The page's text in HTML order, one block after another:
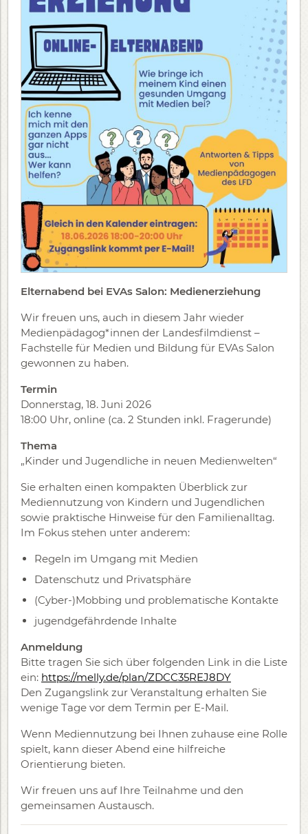
Elternabend bei EVAs Salon: Medienerziehung
Wir freuen uns, auch in diesem Jahr wieder
Medienpädagog*innen der Landesfilmdienst –
Fachstelle für Medien und Bildung für EVAs Salon
gewonnen zu haben.
Termin
Donnerstag, 18. Juni 2026
18:00 Uhr, online (ca. 2 Stunden inkl. Fragerunde)
Thema
„Kinder und Jugendliche in neuen Medienwelten“
Sie erhalten einen kompakten Überblick zur
Mediennutzung von Kindern und Jugendlichen
sowie praktische Hinweise für den Familienalltag.
Im Fokus stehen unter anderem:
Regeln im Umgang mit Medien
Datenschutz und Privatsphäre
(Cyber-)Mobbing und problematische Kontakte
jugendgefährdende Inhalte
Anmeldung
Bitte tragen Sie sich über folgenden Link in die Liste
ein: https://melly.de/plan/ZDCC35REJ8DY
Den Zugangslink zur Veranstaltung erhalten Sie
wenige Tage vor dem Termin per E-Mail.
Wenn Mediennutzung bei Ihnen zuhause eine Rolle
spielt, kann dieser Abend eine hilfreiche
Orientierung bieten.
Wir freuen uns auf Ihre Teilnahme und den
gemeinsamen Austausch.